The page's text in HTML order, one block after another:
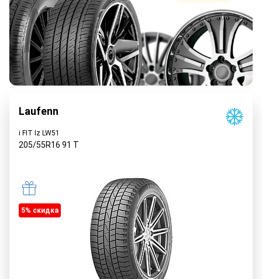
Laufenn
i FIT Iz LW51
205/55R16 91 T
5% cкидка